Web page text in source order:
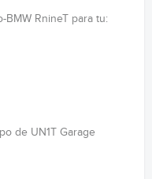
RnineT para tu:
de UN1T Garage